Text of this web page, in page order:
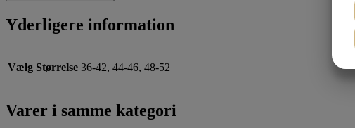
Yderligere information
Vælg Størrelse 36-42, 44-46, 48-52
Varer i samme kategori